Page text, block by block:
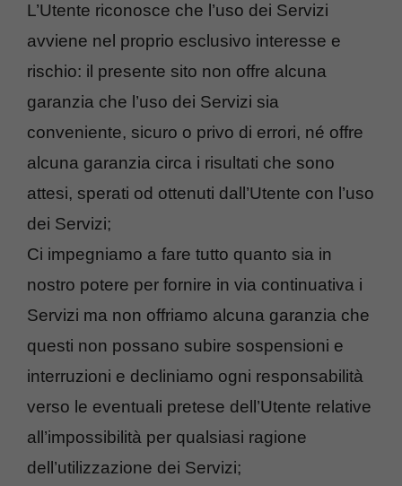
L’Utente riconosce che l’uso dei Servizi
avviene nel proprio esclusivo interesse e
rischio: il presente sito non offre alcuna
garanzia che l’uso dei Servizi sia
conveniente, sicuro o privo di errori, né offre
alcuna garanzia circa i risultati che sono
attesi, sperati od ottenuti dall’Utente con l’uso
dei Servizi;
Ci impegniamo a fare tutto quanto sia in
nostro potere per fornire in via continuativa i
Servizi ma non offriamo alcuna garanzia che
questi non possano subire sospensioni e
interruzioni e decliniamo ogni responsabilità
verso le eventuali pretese dell’Utente relative
all’impossibilità per qualsiasi ragione
dell’utilizzazione dei Servizi;